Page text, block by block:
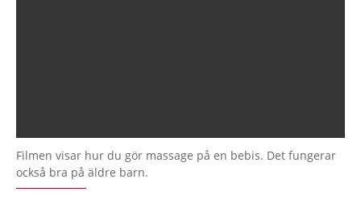
Filmen visar hur du gör massage på en bebis. Det fungerar
också bra på äldre barn.